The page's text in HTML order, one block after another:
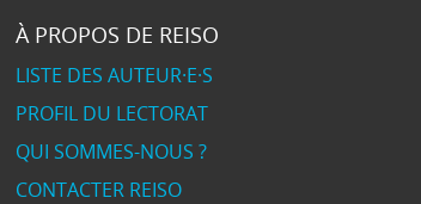
À PROPOS DE REISO
LISTE DES AUTEUR·E·S
PROFIL DU LECTORAT
QUI SOMMES-NOUS ?
CONTACTER REISO